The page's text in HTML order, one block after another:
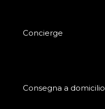
Concierge
Consegna a domicilio